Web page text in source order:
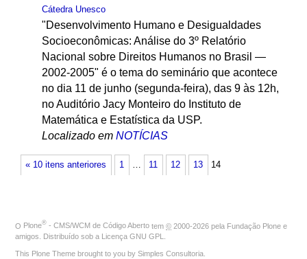
Cátedra Unesco
"Desenvolvimento Humano e Desigualdades
Socioeconômicas: Análise do 3º Relatório
Nacional sobre Direitos Humanos no Brasil —
2002-2005" é o tema do seminário que acontece
no dia 11 de junho (segunda-feira), das 9 às 12h,
no Auditório Jacy Monteiro do Instituto de
Matemática e Estatística da USP.
Localizado em NOTÍCIAS
« 10 itens anteriores 1 … 11 12 13 14
O Plone® - CMS/WCM de Código Aberto tem © 2000-2026 pela Fundação Plone e
amigos. Distribuído sob a
Licença GNU GPL
This Plone Theme brought to you by Simples Consultoria